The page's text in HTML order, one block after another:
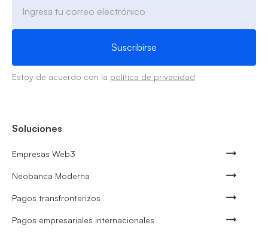
Estoy de acuerdo con la política de privacidad
Soluciones
Empresas Web3
Neobanca Moderna
Pagos transfronterizos
Pagos empresariales internacionales